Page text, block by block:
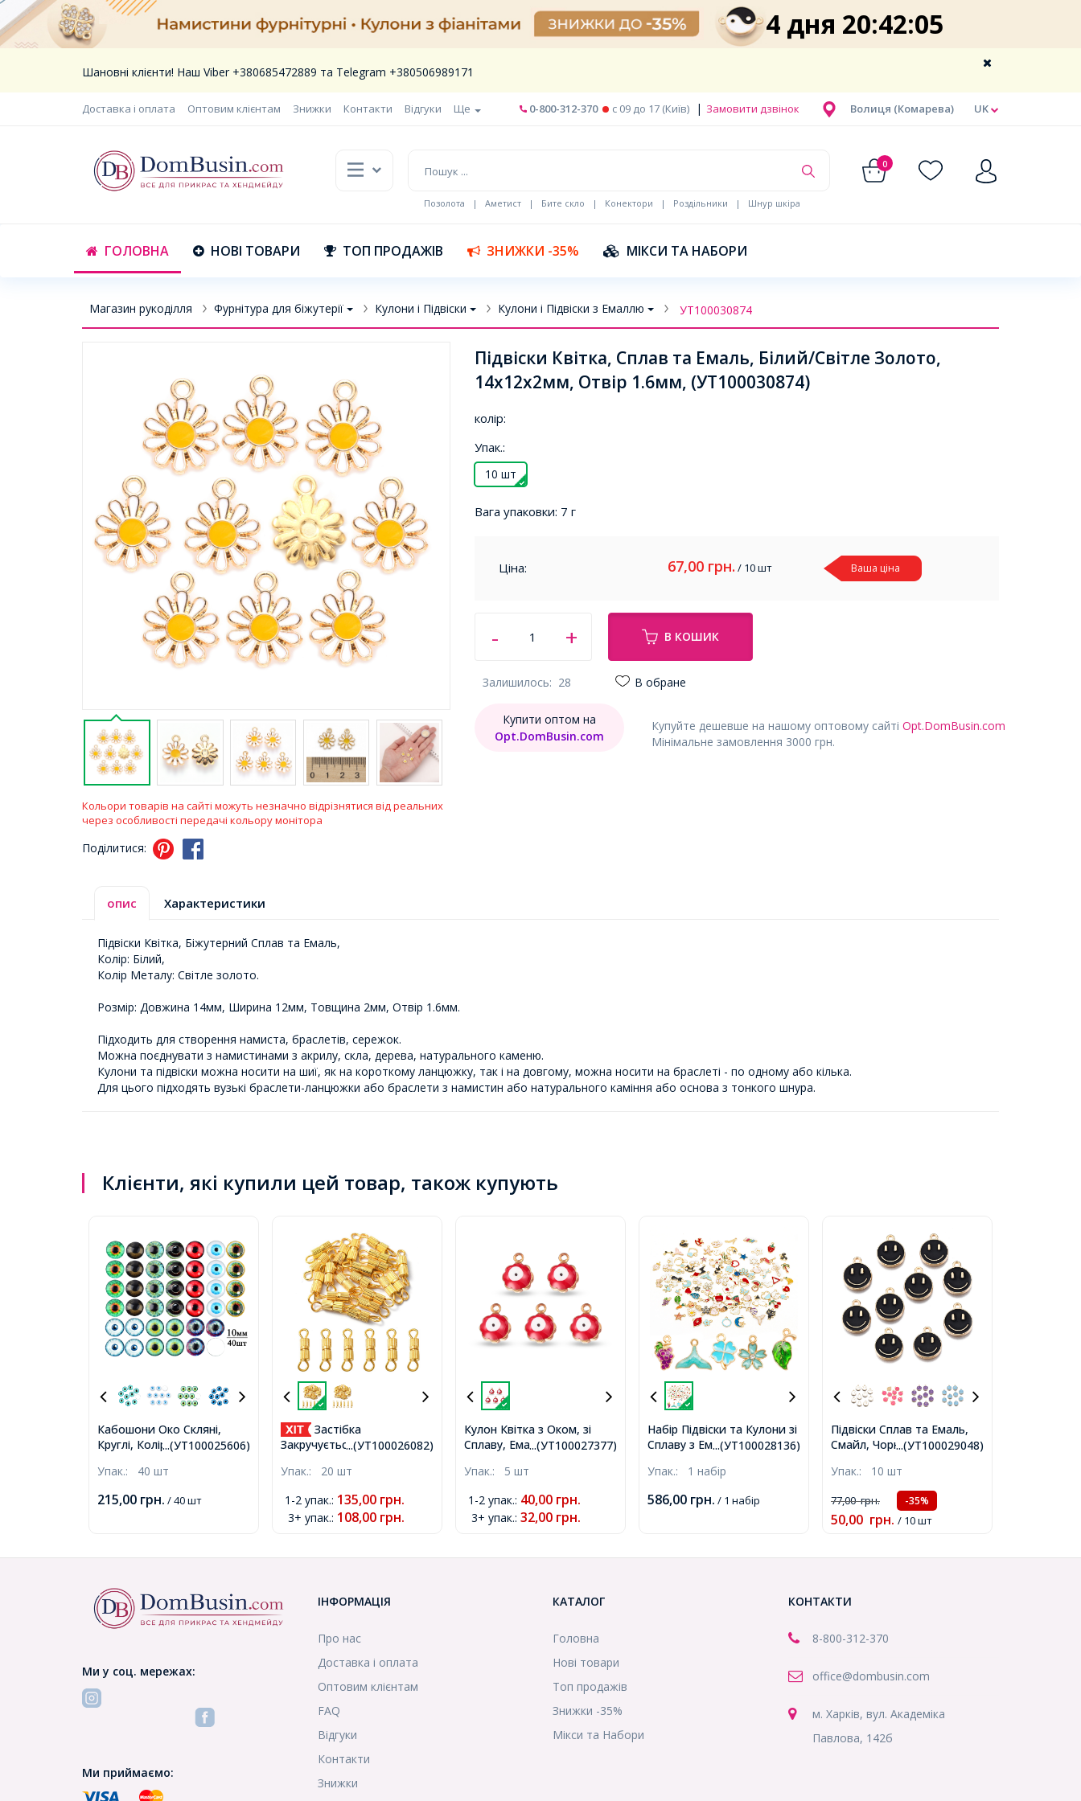
4 дня 20:42:05
Шановні клієнти! Наш Viber +380685472889 та Telegram +380506989171
Доставка і оплата Оптовим клієнтам Знижки Контакти Відгуки Ще UK
Волиця (Комарева)
0-800-312-370 c 09 до 17 (Київ) | Замовити дзвінок
0
Позолота | Аметист | Бите скло | Конектори | Роздільники | Шнур шкіра
ГОЛОВНА НОВІ ТОВАРИ ТОП ПРОДАЖІВ ЗНИЖКИ -35% МІКСИ ТА НАБОРИ
Магазин рукоділля Фурнітура для біжутерії Кулони і Підвіски Кулони і Підвіски з Емаллю УТ100030874
Кольори товарів на сайті можуть незначно відрізнятися від реальних
через особливості передачі кольору монітора
Поділитися:
Підвіски Квітка, Сплав та Емаль, Білий/Світле Золото,
14х12х2мм, Отвір 1.6мм, (УТ100030874)
колір:
Упак.:
10 шт
Вага упаковки: 7 г
Ціна: 67,00 грн. / 10 шт Ваша ціна
В КОШИК
Залишилось: 28 В обране
Купуйте дешевше на нашому оптовому сайті Opt.DomBusin.com
Мінімальне замовлення 3000 грн.
Купити оптом на
Opt.DomBusin.com
опис Характеристики
Підвіски Квітка, Біжутерний Сплав та Емаль,
Колір: Білий,
Колір Металу: Світле золото.
Розмір: Довжина 14мм, Ширина 12мм, Товщина 2мм, Отвір 1.6мм.
Підходить для створення намиста, браслетів, сережок.
Можна поєднувати з намистинами з акрилу, скла, дерева, натурального каменю.
Кулони та підвіски можна носити на шиї, як на короткому ланцюжку, так і на довгому, можна носити на браслеті - по одному або кілька.
Для цього підходять вузькі браслети-ланцюжки або браслети з намистин або натурального каміння або основа з тонкого шнура.
Клієнти, які купили цей товар, також купують
...(УТ100025606)
Кабошони Око Скляні,
Круглі, Колір: Мікс, Розмір:
Упак.: 40 шт
215,00 грн. / 40 шт
...(УТ100026082)
Застібка
Закручується, Залізна,
Отвір 1.8мм, (УТ100026082)
Упак.: 20 шт
1-2 упак.: 135,00 грн.
3+ упак.: 108,00 грн.
...(УТ100027377)
Кулон Квітка з Оком, зі
Сплаву, Емальована, Колір:
9x7x5мм, Отвір 1мм,
Упак.: 5 шт
1-2 упак.: 40,00 грн.
3+ упак.: 32,00 грн.
...(УТ100028136)
Набір Підвіски та Кулони зі
Сплаву з Емаллю, Мікс,
22x1-3мм, Отвір 0.9-4мм,
Упак.: 1 набір
586,00 грн. / 1 набір
...(УТ100029048)
Підвіски Сплав та Емаль,
Смайл, Чорний/Рожеве
Отвір: 1.5мм,
(УТ100029048)
Упак.: 10 шт
77,00грн. -35%
50,00 грн. / 10 шт
Ми у соц. мережах:
Ми приймаємо:
ІНФОРМАЦІЯ
Про нас
Доставка і оплата
Оптовим клієнтам
FAQ
Відгуки
Контакти
Знижки
КАТАЛОГ
Головна
Нові товари
Топ продажів
Знижки -35%
Мікси та Набори
КОНТАКТИ
8-800-312-370
office@dombusin.com
м. Харків, вул. Академіка
Павлова, 142б